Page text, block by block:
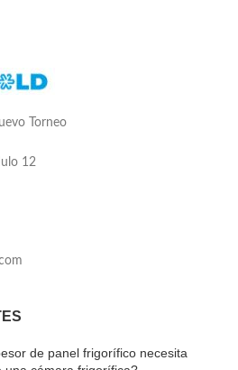
Torneo
12
de panel frigorífico necesita